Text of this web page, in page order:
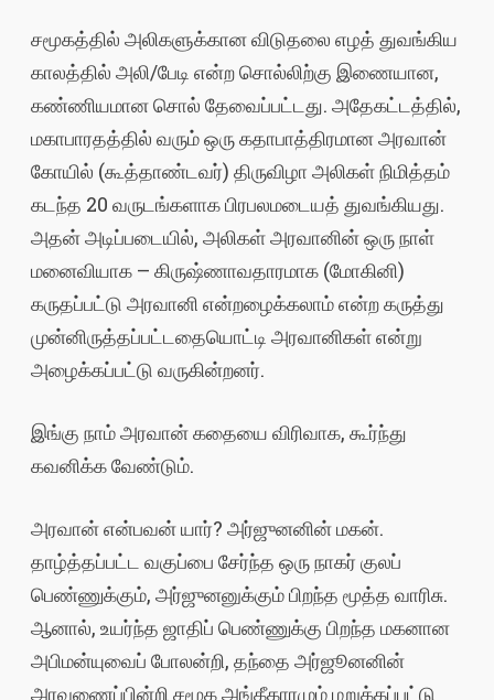
சமூகத்தில் அலிகளுக்கான விடுதலை எழத் துவங்கிய
காலத்தில் அலி/பேடி என்ற சொல்லிற்கு இணையான,
கண்ணியமான சொல் தேவைப்பட்டது. அதேகட்டத்தில்,
மகாபாரதத்தில் வரும் ஒரு கதாபாத்திரமான அரவான்
கோயில் (கூத்தாண்டவர்) திருவிழா அலிகள் நிமித்தம்
கடந்த 20 வருடங்களாக பிரபலமடையத் துவங்கியது.
அதன் அடிப்படையில், அலிகள் அரவானின் ஒரு நாள்
மனைவியாக – கிருஷ்ணாவதாரமாக (மோகினி)
கருதப்பட்டு அரவானி என்றழைக்கலாம் என்ற கருத்து
முன்னிருத்தப்பட்டதையொட்டி அரவானிகள் என்று
அழைக்கப்பட்டு வருகின்றனர்.
இங்கு நாம் அரவான் கதையை விரிவாக, கூர்ந்து
கவனிக்க வேண்டும்.
அரவான் என்பவன் யார்? அர்ஜுனனின் மகன்.
தாழ்த்தப்பட்ட வகுப்பை சேர்ந்த ஒரு நாகர் குலப்
பெண்ணுக்கும், அர்ஜுனனுக்கும் பிறந்த மூத்த வாரிசு.
ஆனால், உயர்ந்த ஜாதிப் பெண்ணுக்கு பிறந்த மகனான
அபிமன்யுவைப் போலன்றி, தந்தை அர்ஜூனனின்
அரவணைப்பின்றி சமூக அங்கீகாரமும் மறுக்கப்பட்டு